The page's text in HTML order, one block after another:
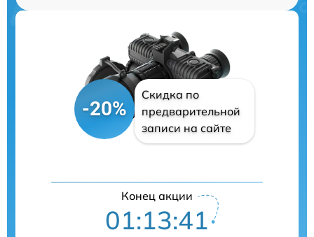
-20%
Скидка по
предварительной
записи на сайте
Конец акции
01:13:41